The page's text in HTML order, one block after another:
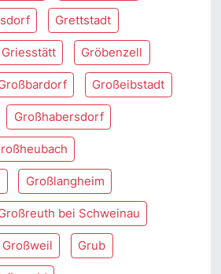
Grettstadt
Griesstätt Gröbenzell
Großeibstadt
Großhabersdorf
Großlangheim
bei Schweinau
Großweil Grub